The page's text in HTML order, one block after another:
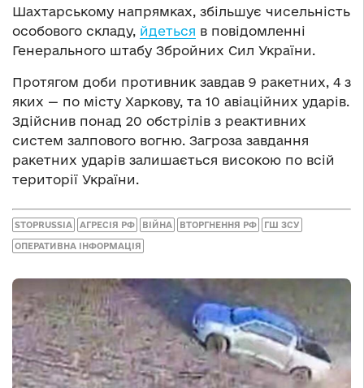
Шахтарському напрямках, збільшує чисельність
особового складу, йдеться в повідомленні
Генерального штабу Збройних Сил України.
Протягом доби противник завдав 9 ракетних, 4 з
яких — по місту Харкову, та 10 авіаційних ударів.
Здійснив понад 20 обстрілів з реактивних
систем залпового вогню. Загроза завдання
ракетних ударів залишається високою по всій
території України.
STOPRUSSIA АГРЕСІЯ РФ ВІЙНА ВТОРГНЕННЯ РФ ГШ ЗСУ
ОПЕРАТИВНА ІНФОРМАЦІЯ